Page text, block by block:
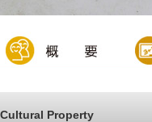
Cultural Property